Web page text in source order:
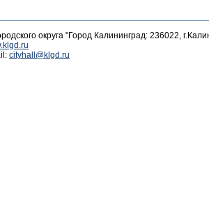
округа "Город Калининград: 236022,
cityhall@klgd.ru